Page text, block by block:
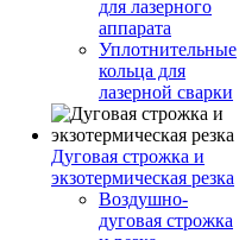
для лазерного
аппарата
Уплотнительные
кольца для
лазерной сварки
Дуговая строжка и
экзотермическая резка
Воздушно-
дуговая строжка